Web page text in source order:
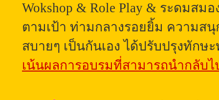
Wokshop & Role Play & ระดมส
ตามเป้า ท่ามกลางรอยยิ้ม ความส
สบายๆ เป็นกันเองได้ปรับปรุงทักษ
เน้นผลการอบรมที่สามารถนำกลับ